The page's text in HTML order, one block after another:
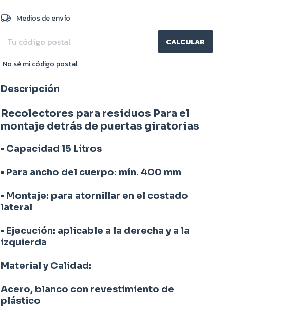
Entregas para el CP:
Medios de envío
CALCULAR
No sé mi código postal
Descripción
Recolectores para residuos Para el
montaje detrás de puertas giratorias
• Capacidad 15 Litros
• Para ancho del cuerpo: mín. 400 mm
• Montaje: para atornillar en el costado
lateral
• Ejecución: aplicable a la derecha y a la
izquierda
Material y Calidad:
Acero, blanco con revestimiento de
plástico